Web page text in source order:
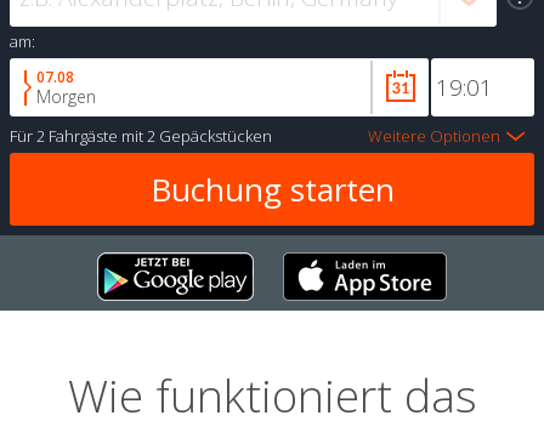
am:
07.08
Morgen
Für2 Fahrgäste mit2 Gepäckstücken Weitere Optionen
Wie funktioniert das